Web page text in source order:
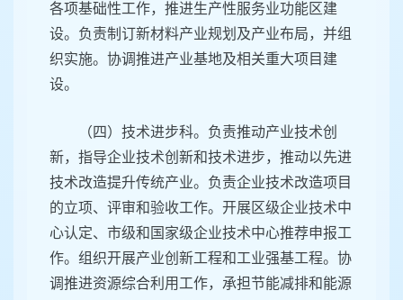
各项基础性工作，推进生产性服务业功能区建
设。负责制订新材料产业规划及产业布局，并组
织实施。协调推进产业基地及相关重大项目建
设。
（四）技术进步科。负责推动产业技术创
新，指导企业技术创新和技术进步，推动以先进
技术改造提升传统产业。负责企业技术改造项目
的立项、评审和验收工作。开展区级企业技术中
心认定、市级和国家级企业技术中心推荐申报工
作。组织开展产业创新工程和工业强基工程。协
调推进资源综合利用工作，承担节能减排和能源